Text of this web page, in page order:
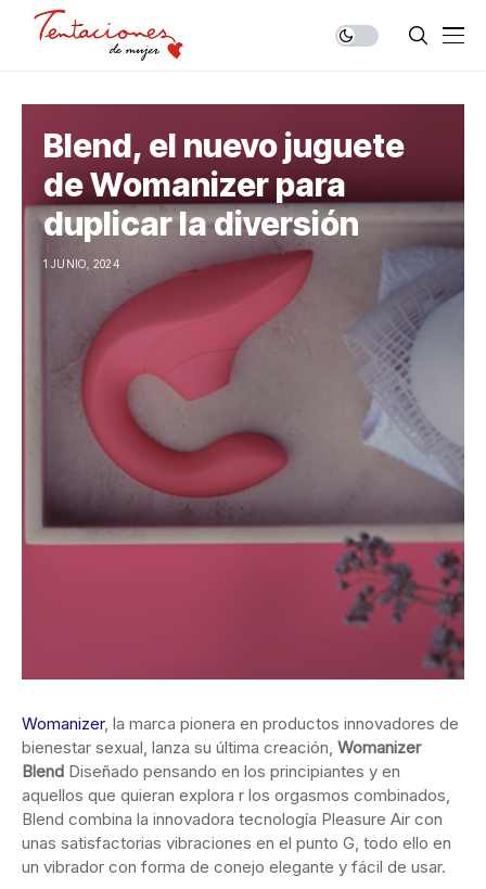
Blend, el nuevo juguete
de Womanizer para
duplicar la diversión
1 JUNIO, 2024
Womanizer, la marca pionera en productos innovadores de
bienestar sexual, lanza su última creación, Womanizer
Blend Diseñado pensando en los principiantes y en
aquellos que quieran explora r los orgasmos combinados,
Blend combina la innovadora tecnología Pleasure Air con
unas satisfactorias vibraciones en el punto G, todo ello en
un vibrador con forma de conejo elegante y fácil de usar.